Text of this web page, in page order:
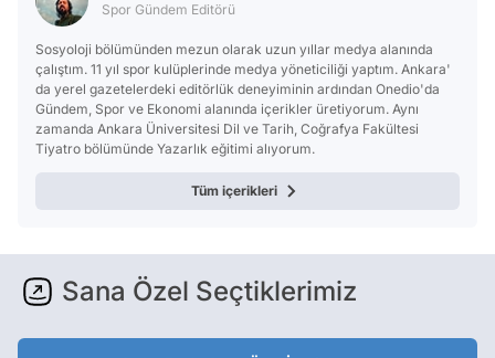
Spor Gündem Editörü
Sosyoloji bölümünden mezun olarak uzun yıllar medya alanında
çalıştım. 11 yıl spor kulüplerinde medya yöneticiliği yaptım. Ankara'
da yerel gazetelerdeki editörlük deneyiminin ardından Onedio'da
Gündem, Spor ve Ekonomi alanında içerikler üretiyorum. Aynı
zamanda Ankara Üniversitesi Dil ve Tarih, Coğrafya Fakültesi
Tiyatro bölümünde Yazarlık eğitimi alıyorum.
Tüm içerikleri
Sana Özel Seçtiklerimiz